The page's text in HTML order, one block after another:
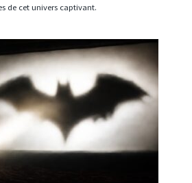
de cet univers captivant.